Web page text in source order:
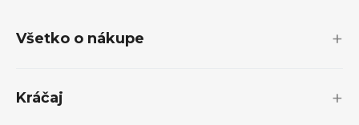
Všetko o nákupe
Kráčaj